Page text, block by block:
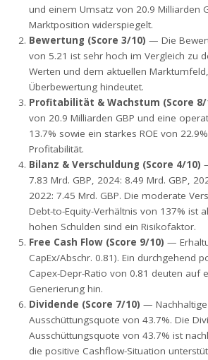
und einem Umsatz von 20.9 Milliarden
Marktposition widerspiegelt.
Bewertung (Score 3/10) — Die
von 5.21 ist sehr hoch im Vergleich zu
Werten und dem aktuellen
Überbewertung hindeutet.
Profitabilität & Wachstum (Score 8/
von 20.9 Milliarden GBP und eine
13.7% sowie ein starkes ROE von
Profitabilität.
Bilanz & Verschuldung (Score 4/10)
7.83 Mrd. GBP, 2024: 8.49 Mrd. GBP,
2022: 7.45 Mrd. GBP. Die moderate
Debt-to-Equity-Verhältnis von 137% ist
hohen Schulden sind ein Risikofaktor.
Free Cash Flow (Score 9/10) —
CapEx/Abschr. 0.81). Ein durchgehend
Capex-Depr-Ratio von 0.81 deuten auf
Generierung hin.
Dividende (Score 7/10) —
Ausschüttungsquote von 43.7%. Die
Ausschüttungsquote von 43.7% ist
die positive Cashflow-Situation